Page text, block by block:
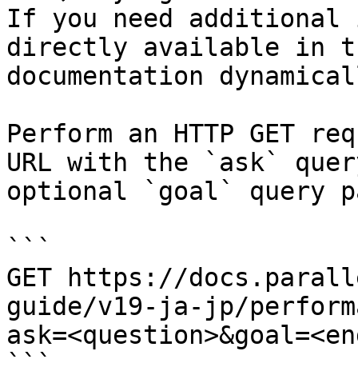
If you need
directly available in
documentation
Perform an HTTP GET
URL with the `ask`
optional `goal` query
```
GET https://
guide/v19-ja-jp/
```